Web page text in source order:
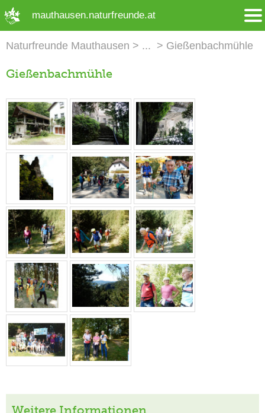
mauthausen.naturfreunde.at
Naturfreunde Mauthausen Gießenbachmühle
Gießenbachmühle
Weitere Informationen